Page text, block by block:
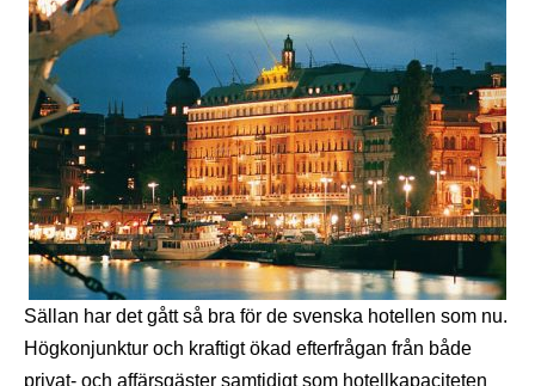
Sällan har det gått så bra för de svenska hotellen som nu.
Högkonjunktur och kraftigt ökad efterfrågan från både
privat- och affärsgäster samtidigt som hotellkapaciteten